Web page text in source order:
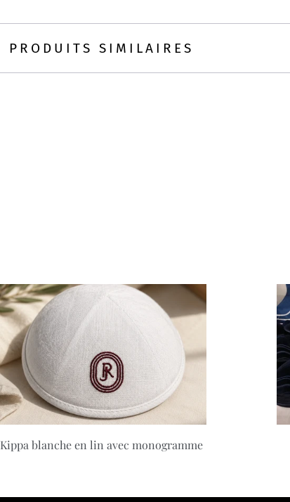
PRODUITS SIMILAIRES
Kippa blanche en lin avec monogramme